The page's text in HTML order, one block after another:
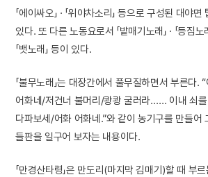
「에이싸오」 · 「위야차소리」 등으로 구성된 대야
있다. 또 다른 노동요로서 「밭매기노래」 · 「등짐노래
「뱃노래」 등이 있다.
「불무노래」는 대장간에서 풀무질하면서 부른다.
어화네/저건너 불머리/쾅쾅 굴러라…… 이내 쇠
다파보세/어화 어화네.”와 같이 농기구를 만들어
들판을 일구어 보자는 내용이다.
「만경산타령」은 만도리(마지막 김매기)할 때 부